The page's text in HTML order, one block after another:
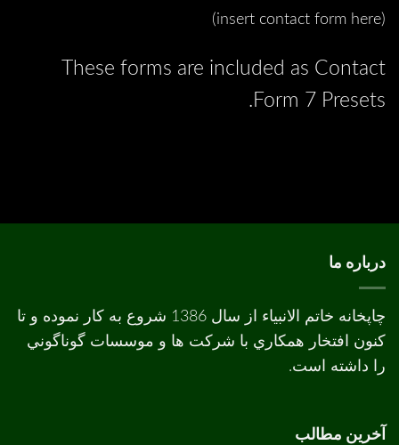
(insert contact form here)
These forms are included as Contact
Form 7 Presets.
درباره ما
چاپخانه خاتم الانبیاء از سال 1386 شروع به کار نموده و تا
کنون افتخار همکاري با شرکت ها و موسسات گوناگوني
را داشته است.
آخرین مطالب